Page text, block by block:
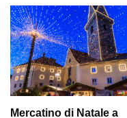
Mercatino di Natale a